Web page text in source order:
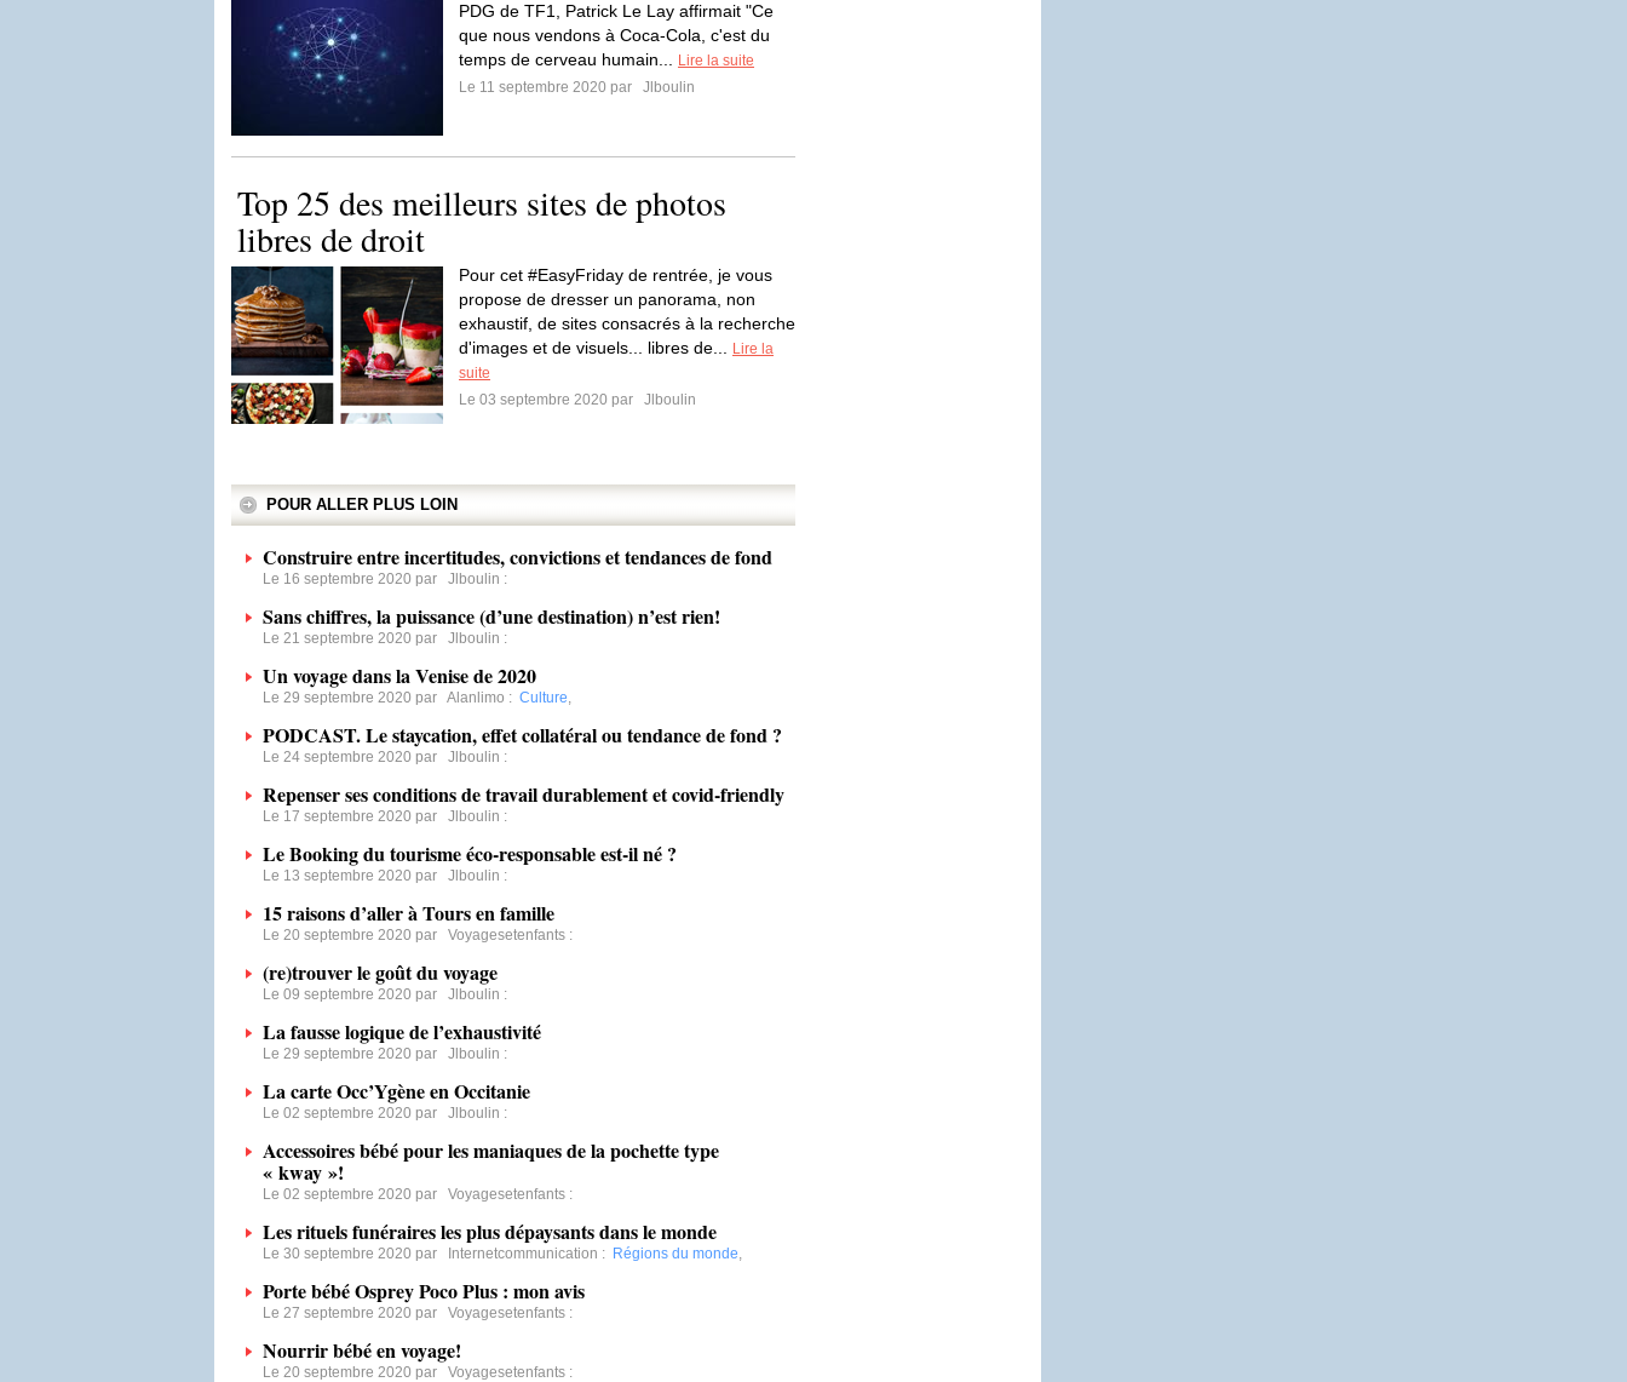
PDG de TF1, Patrick Le Lay affirmait "Ce
que nous vendons à Coca-Cola, c'est du
temps de cerveau humain...
Lire la suite
Le 11 septembre 2020 par
Jlboulin
Top 25 des meilleurs sites de photos
libres de droit
Pour cet #EasyFriday de rentrée, je vous
propose de dresser un panorama, non
exhaustif, de sites consacrés à la recherche
d'images et de visuels... libres de...
Lire la
suite
Le 03 septembre 2020 par
Jlboulin
POUR ALLER PLUS LOIN
Construire entre incertitudes, convictions et tendances de fond
Le 16 septembre 2020 par Jlboulin :
Sans chiffres, la puissance (d’une destination) n’est rien!
Le 21 septembre 2020 par Jlboulin :
Un voyage dans la Venise de 2020
Le 29 septembre 2020 par Alanlimo : Culture,
PODCAST. Le staycation, effet collatéral ou tendance de fond ?
Le 24 septembre 2020 par Jlboulin :
Repenser ses conditions de travail durablement et covid-friendly
Le 17 septembre 2020 par Jlboulin :
Le Booking du tourisme éco-responsable est-il né ?
Le 13 septembre 2020 par Jlboulin :
15 raisons d’aller à Tours en famille
Le 20 septembre 2020 par Voyagesetenfants :
(re)trouver le goût du voyage
Le 09 septembre 2020 par Jlboulin :
La fausse logique de l’exhaustivité
Le 29 septembre 2020 par Jlboulin :
La carte Occ’Ygène en Occitanie
Le 02 septembre 2020 par Jlboulin :
Accessoires bébé pour les maniaques de la pochette type
« kway »!
Le 02 septembre 2020 par Voyagesetenfants :
Les rituels funéraires les plus dépaysants dans le monde
Le 30 septembre 2020 par Internetcommunication : Régions du monde,
Porte bébé Osprey Poco Plus : mon avis
Le 27 septembre 2020 par Voyagesetenfants :
Nourrir bébé en voyage!
Le 20 septembre 2020 par Voyagesetenfants :